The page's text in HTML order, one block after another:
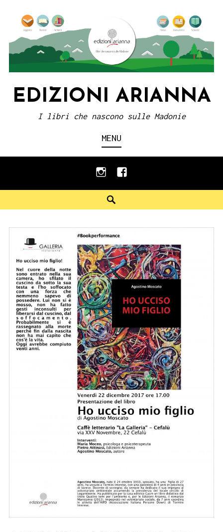
content
EDIZIONI ARIANNA
I libri che nascono sulle Madonie
MENU
instagramfacebook